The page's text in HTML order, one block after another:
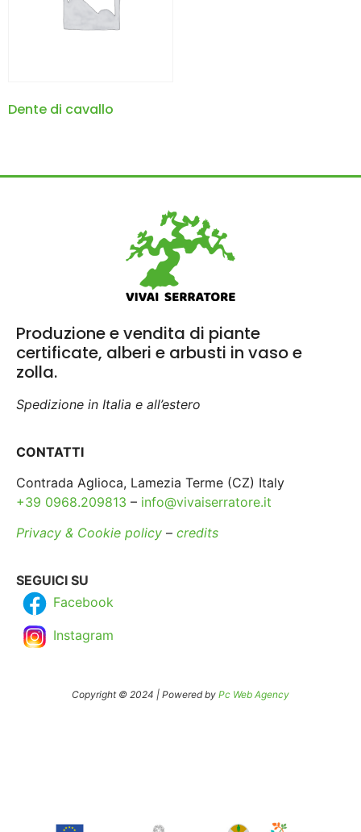
Dente di cavallo
Produzione e vendita di piante
certificate, alberi e arbusti in vaso e
zolla.
Spedizione in Italia e all’estero
CONTATTI
Contrada Aglioca, Lamezia Terme (CZ) Italy
+39 0968.209813 – info@vivaiserratore.it
Privacy & Cookie policy – credits
SEGUICI SU
Facebook
Instagram
Copyright © 2024 | Powered by Pc Web Agency